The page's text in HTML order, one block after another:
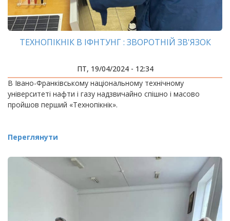
ТЕХНОПІКНІК В ІФНТУНГ : ЗВОРОТНІЙ ЗВ'ЯЗОК
ПТ, 19/04/2024 - 12:34
В Івано-Франківському національному технічному
університеті нафти і газу надзвичайно спішно і масово
пройшов перший «Технопікнік».
Переглянути